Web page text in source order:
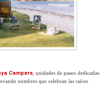
Campers , unidades de paseo dedicadas
nombres que celebran las raíces